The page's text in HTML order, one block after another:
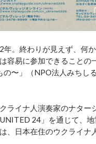
。終わりが見えず、何
容易に参加できること
〜」（NPO法人みちし
イナ人演奏家のナター
24」を通じて、
、日本在住のウクライナ